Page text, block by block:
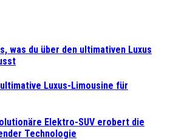
was du über den ultimativen Luxus
Luxus-Limousine für
Elektro-SUV erobert die
Technologie